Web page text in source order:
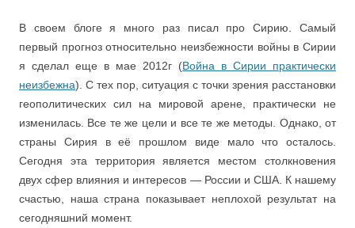
В своем блоге я много раз писал про Сирию. Самый
первый прогноз относительно неизбежности войны в Сирии
я сделал еще в мае 2012г (Война в Сирии практически
неизбежна). С тех пор, ситуация с точки зрения расстановки
геополитических сил на мировой арене, практически не
изменилась. Все те же цели и все те же методы. Однако, от
страны Сирия в её прошлом виде мало что осталось.
Сегодня эта территория является местом столкновения
двух сфер влияния и интересов — России и США. К нашему
счастью, наша страна показывает неплохой результат на
сегодняшний момент.